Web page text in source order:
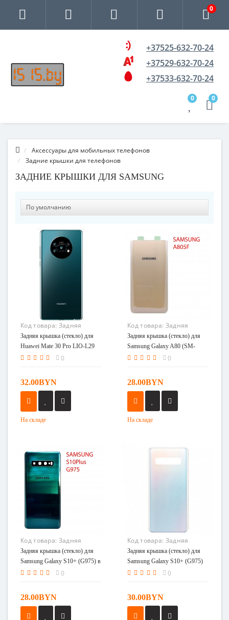
0
+37525-632-70-24
+37529-632-70-24
+37533-632-70-24
0 0
Аксессуары для мобильных телефонов
Задние крышки для телефонов
ЗАДНИЕ КРЫШКИ ДЛЯ SAMSUNG
Код товара: Задняя
крышка (стекло) для
Huawei Mate 30 Pro LIO-
L29 (Аквамарин)
Задняя крышка (стекло) для
Huawei Mate 30 Pro LIO-L29
(Аквамарин)
0
32.00BYN
На складе
Код товара: Задняя
крышка (стекло) для
Samsung Galaxy A80 (SM-
A805F/DS) золотистый
Задняя крышка (стекло) для
Samsung Galaxy A80 (SM-
A805F/DS) золотистый
0
28.00BYN
На складе
Код товара: Задняя
крышка (стекло) для
Samsung Galaxy S10+
(G975) в сборе
Задняя крышка (стекло) для
Samsung Galaxy S10+ (G975) в
сборе аквамарин0
28.00BYN
Код товара: Задняя
крышка (стекло) для
Samsung Galaxy S10+
(G975) перламутр
Задняя крышка (стекло) для
Samsung Galaxy S10+ (G975)
перламутр
0
30.00BYN